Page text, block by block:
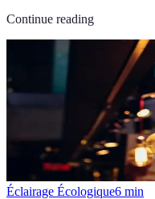
Continue reading
Éclairage Écologique6 min